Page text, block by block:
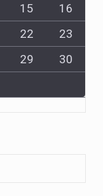
15
16
22
23
29
30